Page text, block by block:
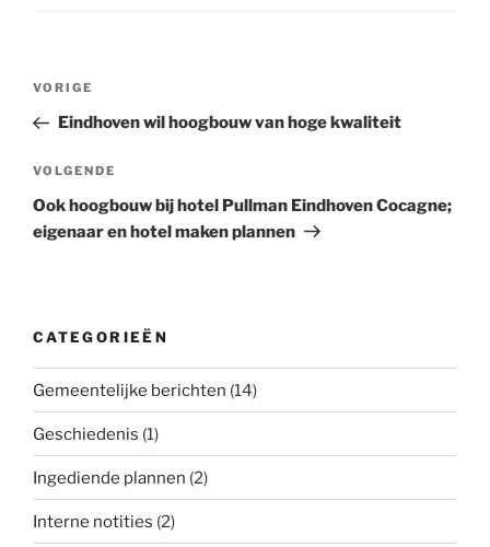
Bericht
Vorig
bericht
VORIGE
Eindhoven wil hoogbouw van hoge kwaliteit
Volgend
bericht
VOLGENDE
Ook hoogbouw bij hotel Pullman Eindhoven Cocagne;
eigenaar en hotel maken plannen
CATEGORIEËN
Gemeentelijke berichten (14)
Geschiedenis (1)
Ingediende plannen (2)
Interne notities (2)